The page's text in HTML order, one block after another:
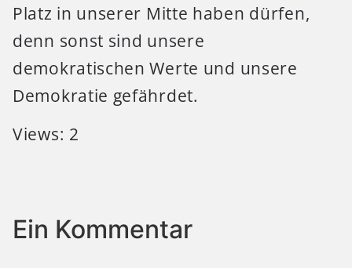
Platz in unserer Mitte haben dürfen,
denn sonst sind unsere
demokratischen Werte und unsere
Demokratie gefährdet.
Views: 2
Ein Kommentar